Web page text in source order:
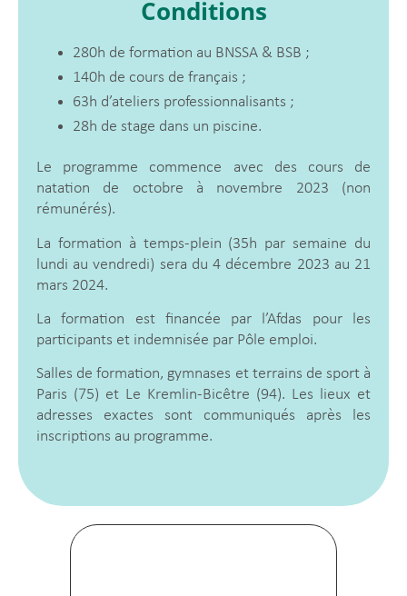
Conditions
280h de formation au BNSSA & BSB ;
140h de cours de français ;
63h d’ateliers professionnalisants ;
28h de stage dans un piscine.
Le programme commence avec des cours de
natation de octobre à novembre 2023 (non
rémunérés).
La formation à temps-plein (35h par semaine du
lundi au vendredi) sera du 4 décembre 2023 au 21
mars 2024.
La formation est financée par l’Afdas pour les
participants et indemnisée par Pôle emploi.
Salles de formation, gymnases et terrains de sport à
Paris (75) et Le Kremlin-Bicêtre (94). Les lieux et
adresses exactes sont communiqués après les
inscriptions au programme.